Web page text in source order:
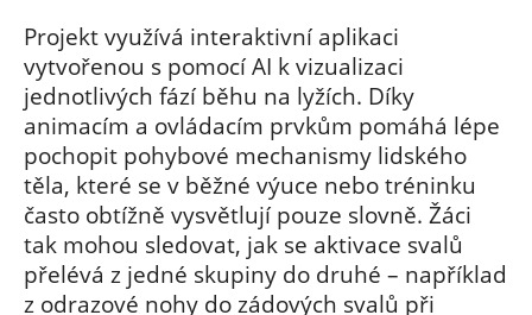
Projekt využívá interaktivní aplikaci
vytvořenou s pomocí AI k vizualizaci
jednotlivých fází běhu na lyžích. Díky
animacím a ovládacím prvkům pomáhá lépe
pochopit pohybové mechanismy lidského
těla, které se v běžné výuce nebo tréninku
často obtížně vysvětlují pouze slovně. Žáci
tak mohou sledovat, jak se aktivace svalů
přelévá z jedné skupiny do druhé – například
z odrazové nohy do zádových svalů při